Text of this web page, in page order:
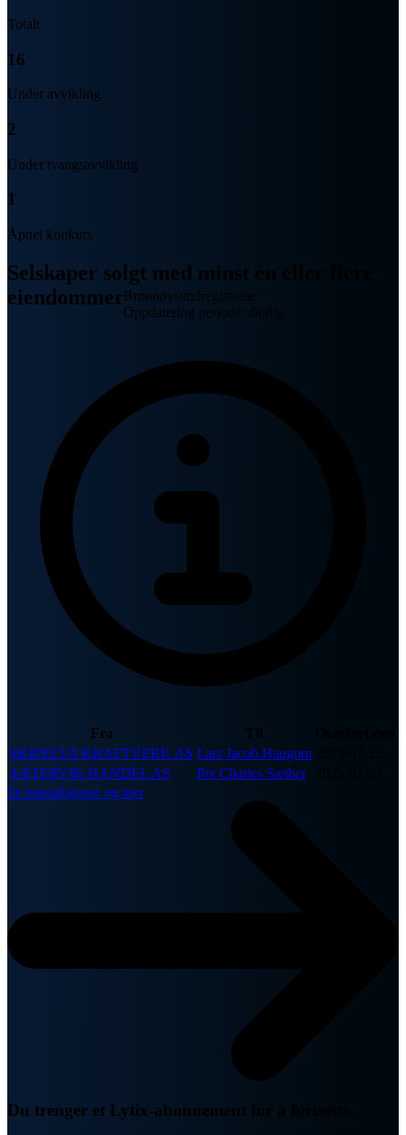
Totalt
16
Under avvikling
2
Under tvangsavvikling
1
Åpnet konkurs
Selskaper solgt med minst én eller flere
eiendommerBrønnøysundregistrene
Oppdatering periode: daglig
Fra Til
SKIPELVA KRAFTVERK AS Lars Jacob Haugom
SÆTERVIK HANDEL AS
Per Charles Sæther
Se transaksjoner og mer
Du trenger et Lytix-abonnement for å fortsette.